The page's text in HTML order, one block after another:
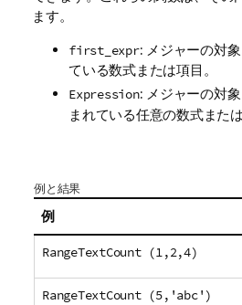
ます。
first_expr: メジャーの対
ている数式または項目。
Expression: メジャーの対
まれている任意の数式または
例と結果
例
RangeTextCount (1,2,4)
RangeTextCount (5,'abc')